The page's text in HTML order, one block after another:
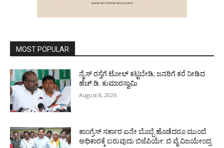
MOST POPULAR
ನೈಸ್ ರಸ್ತೆಗೆ ಟೋಲ್ ಕಟ್ಟಬೇಡಿ; ಜನರಿಗೆ ಕರೆ ನೀಡಿದ
ಹೆಚ್.ಡಿ. ಕುಮಾರಸ್ವಾಮಿ
August 8, 2026
ಕಾಂಗ್ರೆಸ್ ಸರ್ಕಾರ ಏನೇ ಬೊಬ್ಬೆ ಹೊಡೆದರೂ ಮುಂದೆ
ಅಧಿಕಾರಕ್ಕೆ ಬರುವುದು ಬಿಜೆಪಿಯೇ: ಬಿ ವೈ ವಿಜಯೇಂದ್ರ